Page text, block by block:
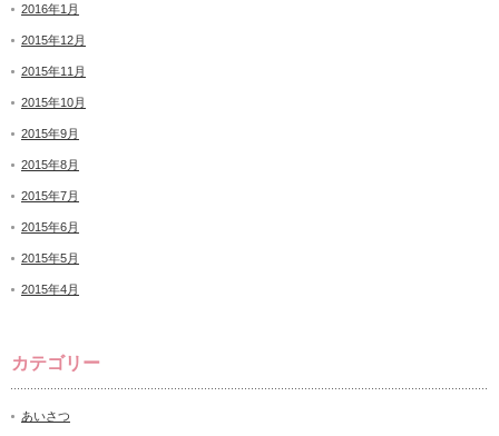
2016年1月
2015年12月
2015年11月
2015年10月
2015年9月
2015年8月
2015年7月
2015年6月
2015年5月
2015年4月
カテゴリー
あいさつ